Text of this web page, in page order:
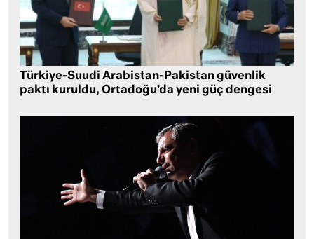
Türkiye-Suudi Arabistan-Pakistan güvenlik
paktı kuruldu, Ortadoğu’da yeni güç dengesi